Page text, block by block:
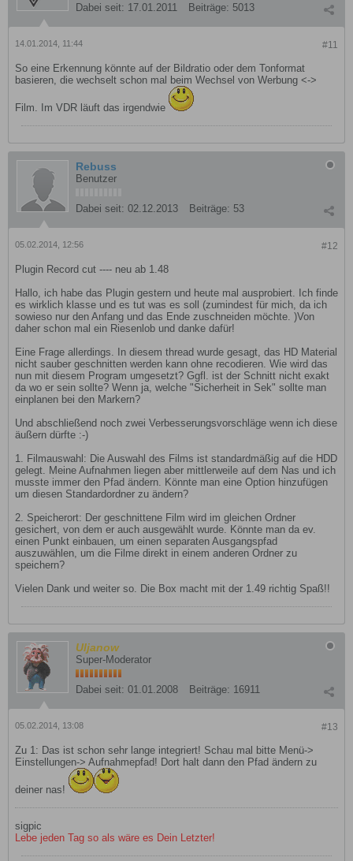
Dabei seit: 17.01.2011 Beiträge: 5013
#11
14.01.2014, 11:44
So eine Erkennung könnte auf der Bildratio oder dem Tonformat
basieren, die wechselt schon mal beim Wechsel von Werbung <->
Film. Im VDR läuft das irgendwie
Rebuss
Benutzer
Dabei seit: 02.12.2013 Beiträge: 53
#12
05.02.2014, 12:56
Plugin Record cut ---- neu ab 1.48
Hallo, ich habe das Plugin gestern und heute mal ausprobiert. Ich finde
es wirklich klasse und es tut was es soll (zumindest für mich, da ich
sowieso nur den Anfang und das Ende zuschneiden möchte. )Von
daher schon mal ein Riesenlob und danke dafür!
Eine Frage allerdings. In diesem thread wurde gesagt, das HD Material
nicht sauber geschnitten werden kann ohne recodieren. Wie wird das
nun mit diesem Program umgesetzt? Ggfl. ist der Schnitt nicht exakt
da wo er sein sollte? Wenn ja, welche "Sicherheit in Sek" sollte man
einplanen bei den Markern?
Und abschließend noch zwei Verbesserungsvorschläge wenn ich diese
äußern dürfte :-)
1. Filmauswahl: Die Auswahl des Films ist standardmäßig auf die HDD
gelegt. Meine Aufnahmen liegen aber mittlerweile auf dem Nas und ich
musste immer den Pfad ändern. Könnte man eine Option hinzufügen
um diesen Standardordner zu ändern?
2. Speicherort: Der geschnittene Film wird im gleichen Ordner
gesichert, von dem er auch ausgewählt wurde. Könnte man da ev.
einen Punkt einbauen, um einen separaten Ausgangspfad
auszuwählen, um die Filme direkt in einem anderen Ordner zu
speichern?
Vielen Dank und weiter so. Die Box macht mit der 1.49 richtig Spaß!!
Uljanow
Super-Moderator
Dabei seit: 01.01.2008 Beiträge: 16911
#13
05.02.2014, 13:08
Zu 1: Das ist schon sehr lange integriert! Schau mal bitte Menü->
Einstellungen-> Aufnahmepfad! Dort halt dann den Pfad ändern zu
deiner nas!
sigpic
Lebe jeden Tag so als wäre es Dein Letzter!